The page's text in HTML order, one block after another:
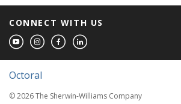
CONNECT WITH US
Octoral
© 2026 The Sherwin-Williams Company